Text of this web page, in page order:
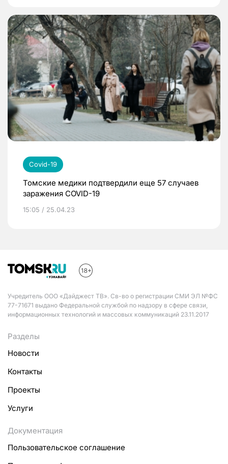
Covid-19
Томские медики подтвердили еще 57 случаев
заражения COVID-19
15:05 / 25.04.23
Учредитель ООО «Дайджест ТВ». Св-во о регистрации СМИ ЭЛ №ФС
77-71671 выдано Федеральной службой по надзору в сфере связи,
информационных технологий и массовых коммуникаций 23.11.2017
Разделы
Новости
Контакты
Проекты
Услуги
Документация
Пользовательское соглашение